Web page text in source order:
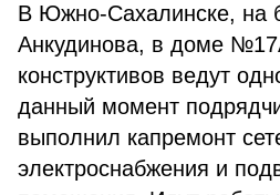
В Южно-Сахалинске, на
Анкудинова, в доме
конструктивов ведут
данный момент
выполнил капремонт
электроснабжения и